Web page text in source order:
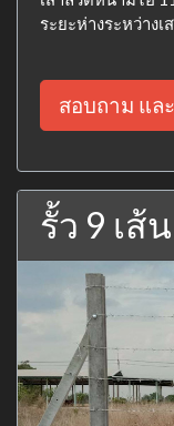
ระยะห่างระหว่าง
สอบถาม แล
รั้ว 9 เส้